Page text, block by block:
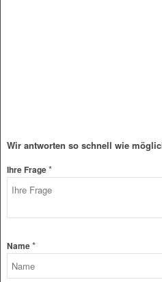
Wir antworten so schnell wie
E-
Mail-
Name
Ihre Frage*
Name*